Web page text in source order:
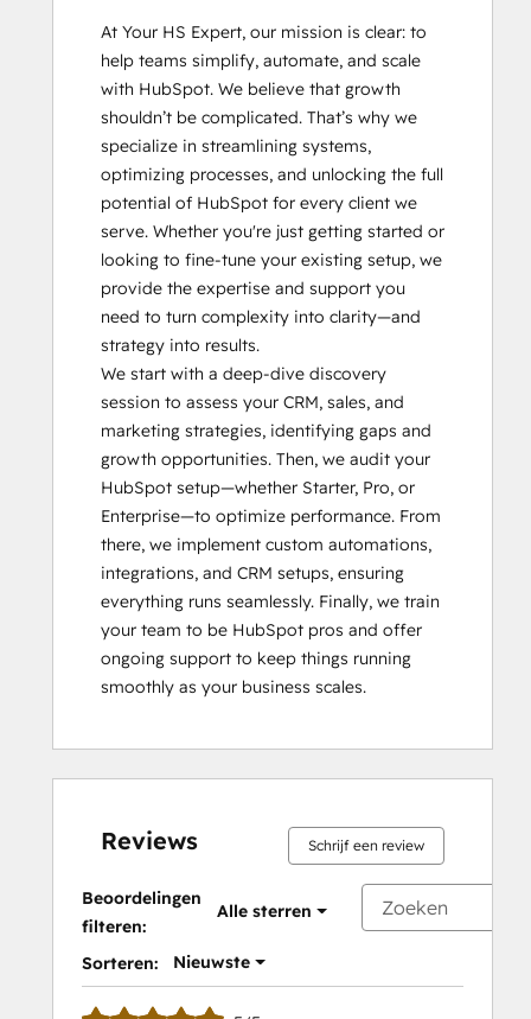
At Your HS Expert, our mission is clear: to
help teams simplify, automate, and scale
with HubSpot. We believe that growth
shouldn’t be complicated. That’s why we
specialize in streamlining systems,
optimizing processes, and unlocking the full
potential of HubSpot for every client we
serve. Whether you're just getting started or
looking to fine-tune your existing setup, we
provide the expertise and support you
need to turn complexity into clarity—and
strategy into results.
We start with a deep-dive discovery
session to assess your CRM, sales, and
marketing strategies, identifying gaps and
growth opportunities. Then, we audit your
HubSpot setup—whether Starter, Pro, or
Enterprise—to optimize performance. From
there, we implement custom automations,
integrations, and CRM setups, ensuring
everything runs seamlessly. Finally, we train
your team to be HubSpot pros and offer
ongoing support to keep things running
smoothly as your business scales.
Reviews Schrijf een review
Beoordelingen
filteren:
Alle sterren
Sorteren: Nieuwste